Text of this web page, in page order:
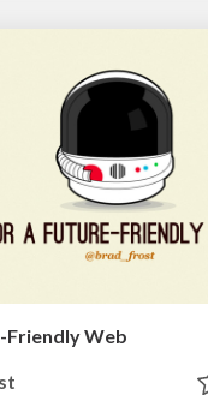
Friendly Web